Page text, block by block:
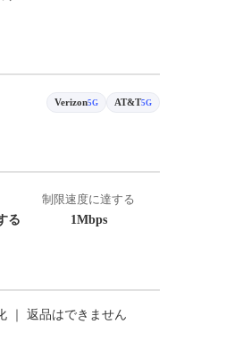
Verizon5G AT&T5G
る
制限速度に達する
1Mbps
｜ 返品はできません